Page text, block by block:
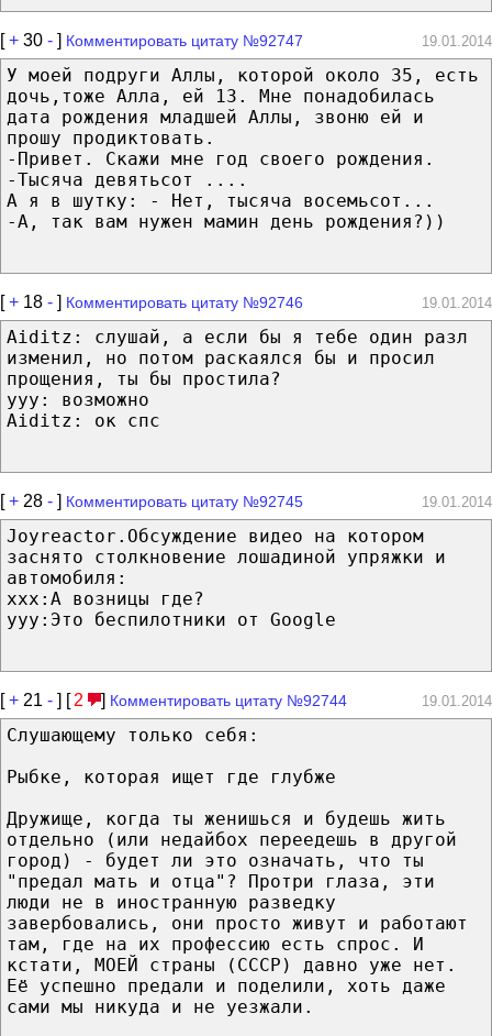
[+ 30 - ] Комментировать цитату №92747 19.01.2014
У моей подруги Аллы, которой около 35, есть
дочь,тоже Алла, ей 13. Мне понадобилась
дата рождения младшей Аллы, звоню ей и
прошу продиктовать.
-Привет. Скажи мне год своего рождения.
-Тысяча девятьсот ....
А я в шутку: - Нет, тысяча восемьсот...
-А, так вам нужен мамин день рождения?))
[+ 18 - ] Комментировать цитату №92746 19.01.2014
Aiditz: слушай, а если бы я тебе один разл
изменил, но потом раскаялся бы и просил
прощения, ты бы простила?
ууу: возможно
Aiditz: ок спс
[+ 28 - ] Комментировать цитату №92745 19.01.2014
Joyreactor.Обсуждение видео на котором
заснято столкновение лошадиной упряжки и
автомобиля:
ххх:А возницы где?
ууу:Это беспилотники от Google
[+ 21 - ] [ 2 ] Комментировать цитату №92744 19.01.2014
Слушающему только себя:
Рыбке, которая ищет где глубже
Дружище, когда ты женишься и будешь жить
отдельно (или недайбох переедешь в другой
город) - будет ли это означать, что ты
"предал мать и отца"? Протри глаза, эти
люди не в иностранную разведку
завербовались, они просто живут и работают
там, где на их профессию есть спрос. И
кстати, МОЕЙ страны (СССР) давно уже нет.
Её успешно предали и поделили, хоть даже
сами мы никуда и не уезжали.